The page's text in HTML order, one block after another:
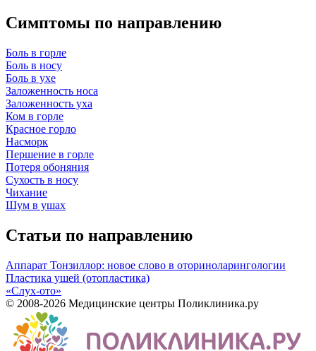
Симптомы по направлению
Боль в горле
Боль в носу
Боль в ухе
Заложенность носа
Заложенность уха
Ком в горле
Красное горло
Насморк
Першение в горле
Потеря обоняния
Сухость в носу
Чихание
Шум в ушах
Статьи по направлению
Аппарат Тонзиллор: новое слово в оториноларингологии
Пластика ушей (отопластика)
«Слух-ото»
© 2008-2026 Медицинские центры Поликлиника.ру